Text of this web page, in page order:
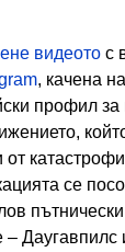
видеото с
, качена
профил
се
Даугавпилс